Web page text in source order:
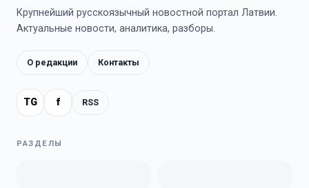
Крупнейший русскоязычный новостной портал Латвии.
Актуальные новости, аналитика, разборы.
О редакции Контакты
TG f RSS
РАЗДЕЛЫ